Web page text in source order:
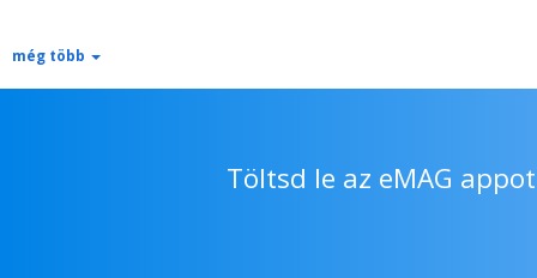
még több
Töltsd le az eMAG appot